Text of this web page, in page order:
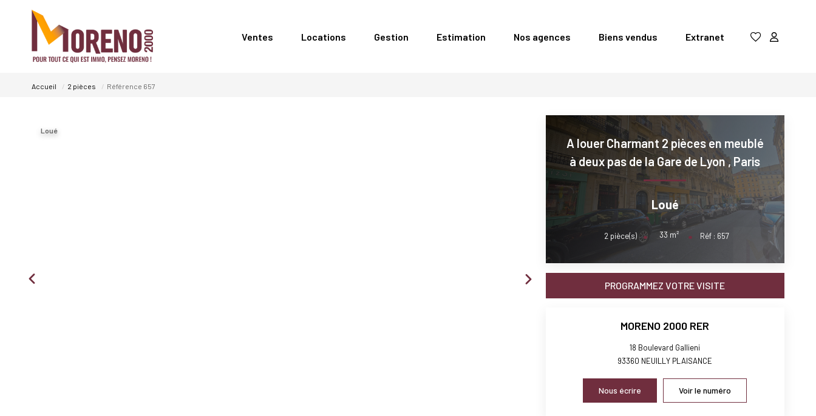
Ventes Locations Gestion Estimation Nos agences Biens vendus Extranet
Accueil 2 pièces Référence 657
Loué
A louer Charmant 2 pièces en meublé
à deux pas de la Gare de Lyon, Paris
Loué
2 pièce(s) 33 m² Réf : 657
PROGRAMMEZ VOTRE VISITE
MORENO 2000 RER
18 Boulevard Gallieni
93360 NEUILLY PLAISANCE
Nous écrire Voir le numéro